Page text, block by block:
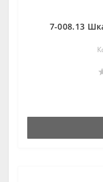
7-008.13